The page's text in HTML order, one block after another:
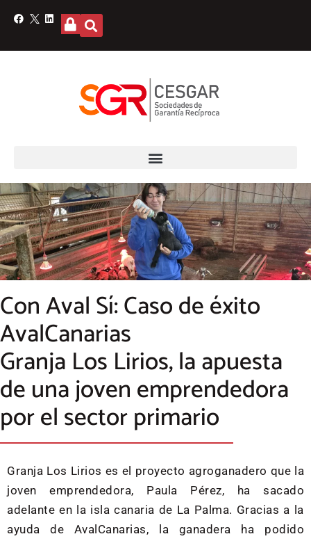
Con Aval Sí: Caso de éxito
AvalCanarias
Granja Los Lirios, la apuesta
de una joven emprendedora
por el sector primario
Granja Los Lirios es el proyecto agroganadero que la
joven emprendedora, Paula Pérez, ha sacado
adelante en la isla canaria de La Palma. Gracias a la
ayuda de AvalCanarias, la ganadera ha podido